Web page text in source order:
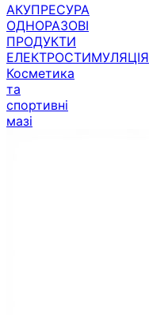
АКУПРЕСУРА
ОДНОРАЗОВІ
ПРОДУКТИ
ЕЛЕКТРОСТИМУЛЯЦІЯ
Косметика
та
спортивні
мазі